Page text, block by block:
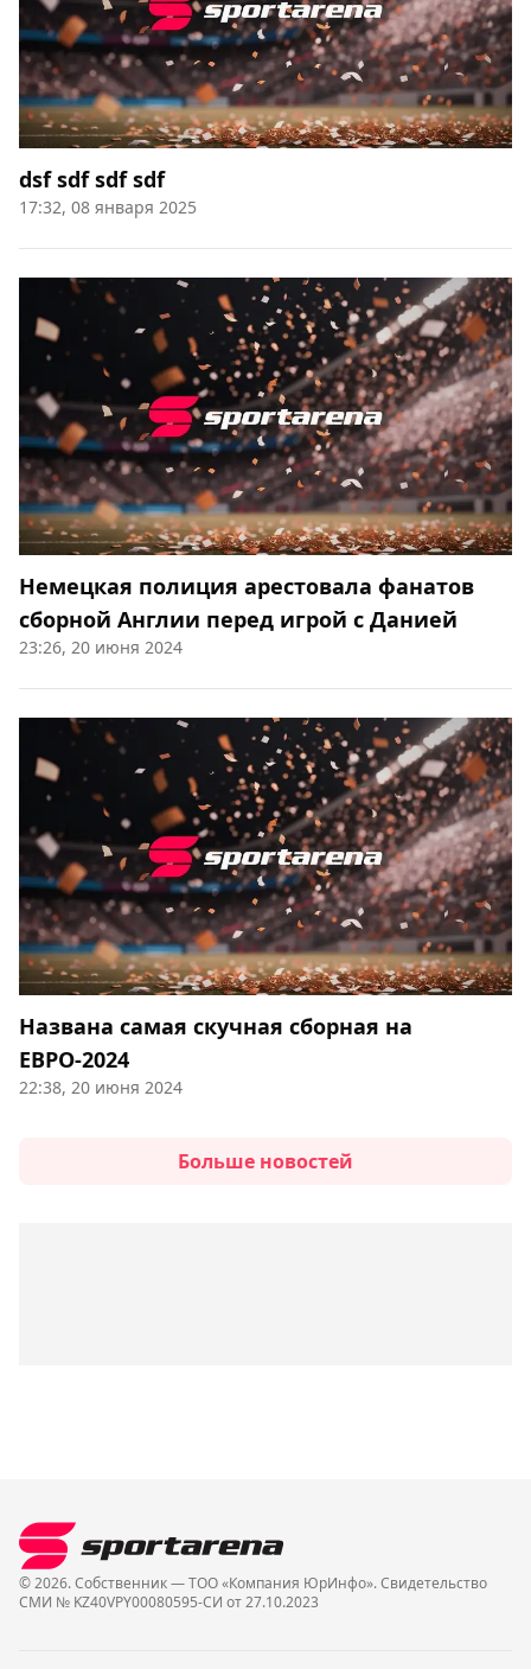
dsf sdf sdf sdf
17:32, 08 января 2025
Немецкая полиция арестовала фанатов
сборной Англии перед игрой с Данией
23:26, 20 июня 2024
Названа самая скучная сборная на
ЕВРО-2024
22:38, 20 июня 2024
Больше новостей
© 2026. Собственник — ТОО «Компания ЮрИнфо». Cвидетельство
СМИ № KZ40VPY00080595-СИ от 27.10.2023